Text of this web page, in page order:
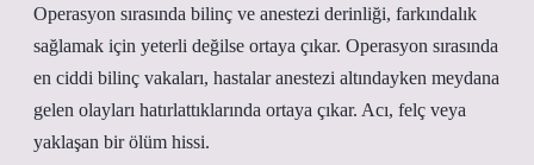
Operasyon sırasında bilinç ve anestezi derinliği, farkındalık
sağlamak için yeterli değilse ortaya çıkar. Operasyon sırasında
en ciddi bilinç vakaları, hastalar anestezi altındayken meydana
gelen olayları hatırlattıklarında ortaya çıkar. Acı, felç veya
yaklaşan bir ölüm hissi.